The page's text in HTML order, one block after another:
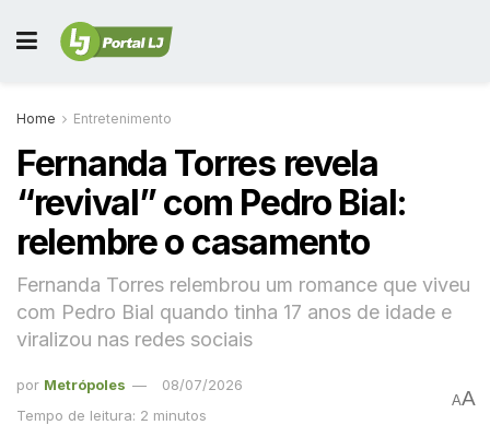
Home Entretenimento
Fernanda Torres revela
“revival” com Pedro Bial:
relembre o casamento
Fernanda Torres relembrou um romance que viveu
com Pedro Bial quando tinha 17 anos de idade e
viralizou nas redes sociais
por Metrópoles
08/07/2026
Tempo de leitura: 2 minutos
AA